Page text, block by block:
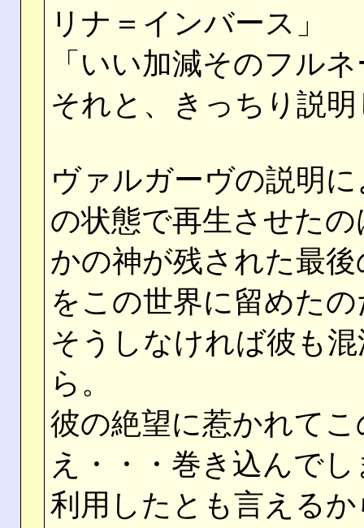
リナ＝インバース」
「いい加減そのフル
それと、きっちり説
ヴァルガーヴの説明
の状態で再生させた
かの神が残された最
をこの世界に留めたの
そうしなければ彼も
ら。
彼の絶望に惹かれて
え・・・巻き込んで
利用したとも言える